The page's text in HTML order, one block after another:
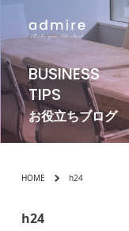
BUSINESS
TIPS
お役立ちブログ
HOME h24
h24